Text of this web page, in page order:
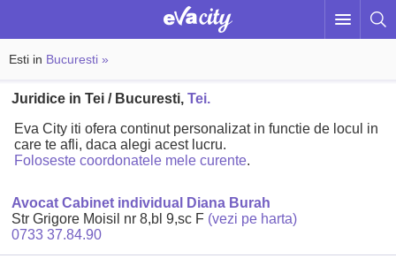
Esti in Bucuresti »
Juridice in Tei / Bucuresti,Tei.
Eva City iti ofera continut personalizat in functie de locul in
care te afli, daca alegi acest lucru.
Foloseste coordonatele mele curente.
Avocat Cabinet individual Diana Burah
Str Grigore Moisil nr 8,bl 9,sc F (vezi pe harta)
0733 37.84.90